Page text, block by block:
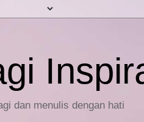
dan menulis dengan hati